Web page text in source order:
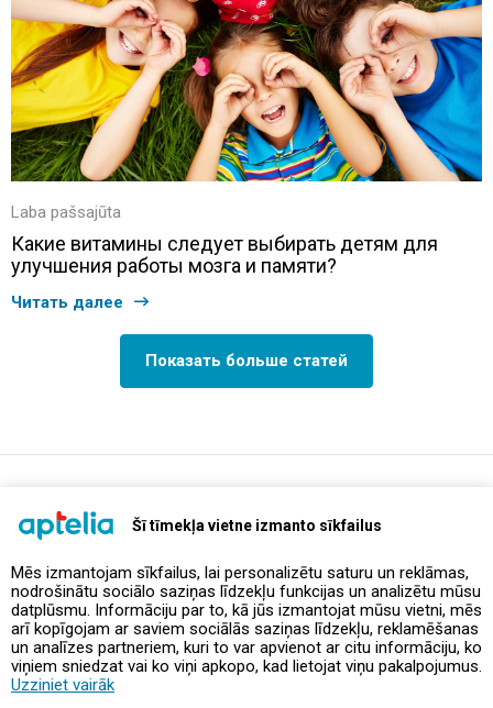
Šī tīmekļa vietne izmanto sīkfailus
Mēs izmantojam sīkfailus, lai personalizētu saturu un reklāmas,
nodrošinātu sociālo saziņas līdzekļu funkcijas un analizētu mūsu
datplūsmu. Informāciju par to, kā jūs izmantojat mūsu vietni, mēs
arī kopīgojam ar saviem sociālās saziņas līdzekļu, reklamēšanas
un analīzes partneriem, kuri to var apvienot ar citu informāciju, ko
viņiem sniedzat vai ko viņi apkopo, kad lietojat viņu pakalpojumus.
Uzziniet vairāk
Laba pašsajūta
Какие витамины следует выбирать детям для
улучшения работы мозга и памяти?
Читать далее
Показать больше статей
Предложения и акции
Контакты